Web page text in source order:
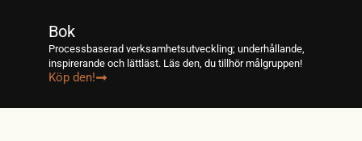
Bok
Processbaserad verksamhetsutveckling; underhållande,
inspirerande och lättläst. Läs den, du tillhör målgruppen!
Köp den!